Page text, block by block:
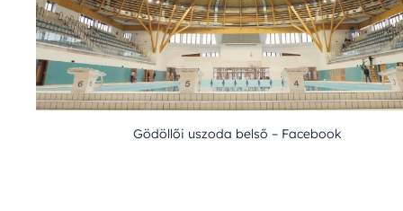
Gödöllői uszoda belső – Facebook